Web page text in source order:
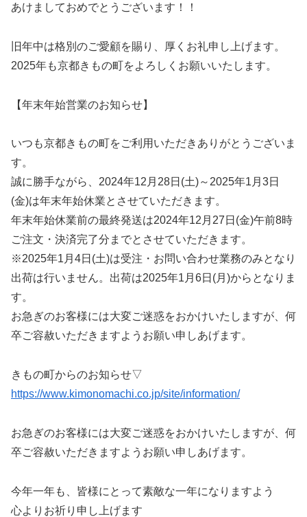
あけましておめでとうございます！！
旧年中は格別のご愛顧を賜り、厚くお礼申し上げます。
2025年も京都きもの町をよろしくお願いいたします。
【年末年始営業のお知らせ】
いつも京都きもの町をご利用いただきありがとうございま
す。
誠に勝手ながら、2024年12月28日(土)～2025年1月3日
(金)は年末年始休業とさせていただきます。
年末年始休業前の最終発送は2024年12月27日(金)午前8時
ご注文・決済完了分までとさせていただきます。
※2025年1月4日(土)は受注・お問い合わせ業務のみとなり
出荷は行いません。出荷は2025年1月6日(月)からとなりま
す。
お急ぎのお客様には大変ご迷惑をおかけいたしますが、何
卒ご容赦いただきますようお願い申しあげます。
きもの町からのお知らせ▽
https://www.kimonomachi.co.jp/site/information/
お急ぎのお客様には大変ご迷惑をおかけいたしますが、何
卒ご容赦いただきますようお願い申しあげます。
今年一年も、皆様にとって素敵な一年になりますよう
心よりお祈り申し上げます